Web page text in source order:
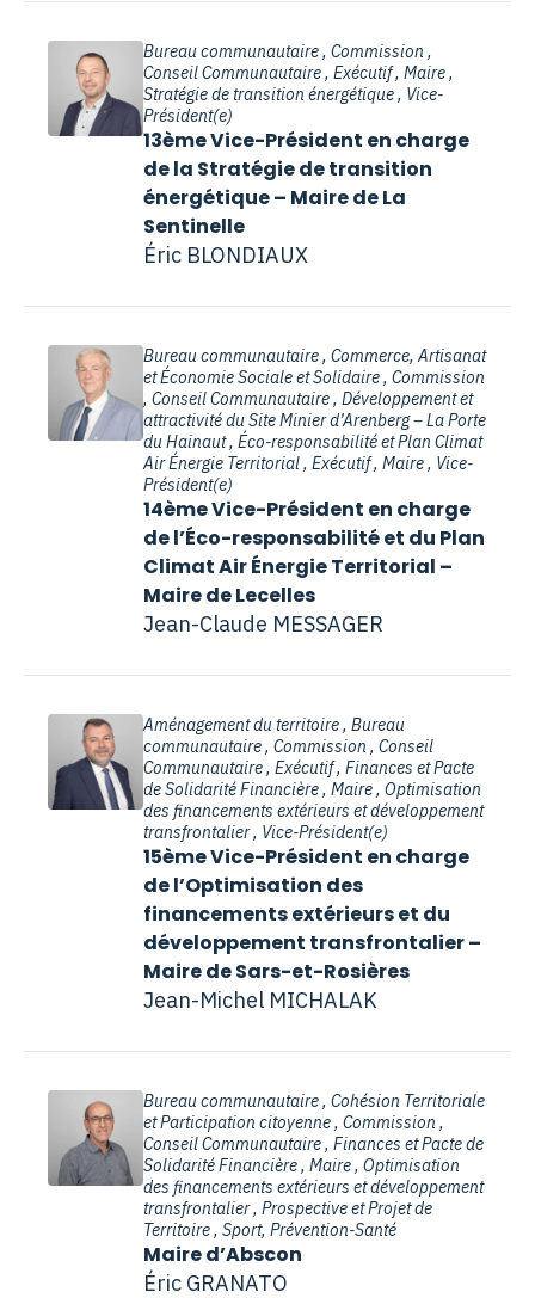
Bureau communautaire , Commission ,
Conseil Communautaire , Exécutif , Maire ,
Stratégie de transition énergétique , Vice-
Président(e)
13ème Vice-Président en charge
de la Stratégie de transition
énergétique – Maire de La
Sentinelle
Éric BLONDIAUX
Bureau communautaire , Commerce, Artisanat
et Économie Sociale et Solidaire , Commission
, Conseil Communautaire , Développement et
attractivité du Site Minier d’Arenberg – La Porte
du Hainaut , Éco-responsabilité et Plan Climat
Air Énergie Territorial , Exécutif , Maire , Vice-
Président(e)
14ème Vice-Président en charge
de l’Éco-responsabilité et du Plan
Climat Air Énergie Territorial –
Maire de Lecelles
Jean-Claude MESSAGER
Aménagement du territoire , Bureau
communautaire , Commission , Conseil
Communautaire , Exécutif , Finances et Pacte
de Solidarité Financière , Maire , Optimisation
des financements extérieurs et développement
transfrontalier , Vice-Président(e)
15ème Vice-Président en charge
de l’Optimisation des
financements extérieurs et du
développement transfrontalier –
Maire de Sars-et-Rosières
Jean-Michel MICHALAK
Bureau communautaire , Cohésion Territoriale
et Participation citoyenne , Commission ,
Conseil Communautaire , Finances et Pacte de
Solidarité Financière , Maire , Optimisation
des financements extérieurs et développement
transfrontalier , Prospective et Projet de
Territoire , Sport, Prévention-Santé
Maire d’Abscon
Éric GRANATO